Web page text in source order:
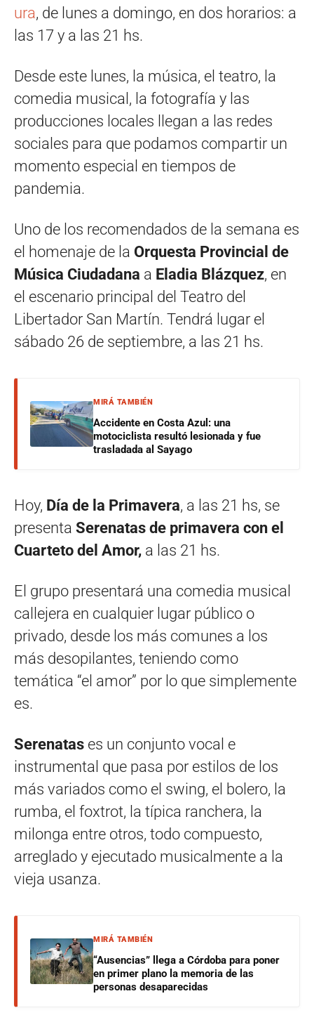
ura, de lunes a domingo, en dos horarios: a
las 17 y a las 21 hs.
Desde este lunes, la música, el teatro, la
comedia musical, la fotografía y las
producciones locales llegan a las redes
sociales para que podamos compartir un
momento especial en tiempos de
pandemia.
Uno de los recomendados de la semana es
el homenaje de la Orquesta Provincial de
Música Ciudadana a Eladia Blázquez, en
el escenario principal del Teatro del
Libertador San Martín. Tendrá lugar el
sábado 26 de septiembre, a las 21 hs.
MIRÁ TAMBIÉN
Accidente en Costa Azul: una
motociclista resultó lesionada y fue
trasladada al Sayago
Hoy, Día de la Primavera, a las 21 hs, se
presenta Serenatas de primavera con el
Cuarteto del Amor, a las 21 hs.
El grupo presentará una comedia musical
callejera en cualquier lugar público o
privado, desde los más comunes a los
más desopilantes, teniendo como
temática “el amor” por lo que simplemente
es.
Serenatas es un conjunto vocal e
instrumental que pasa por estilos de los
más variados como el swing, el bolero, la
rumba, el foxtrot, la típica ranchera, la
milonga entre otros, todo compuesto,
arreglado y ejecutado musicalmente a la
vieja usanza.
MIRÁ TAMBIÉN
“Ausencias” llega a Córdoba para poner
en primer plano la memoria de las
personas desaparecidas